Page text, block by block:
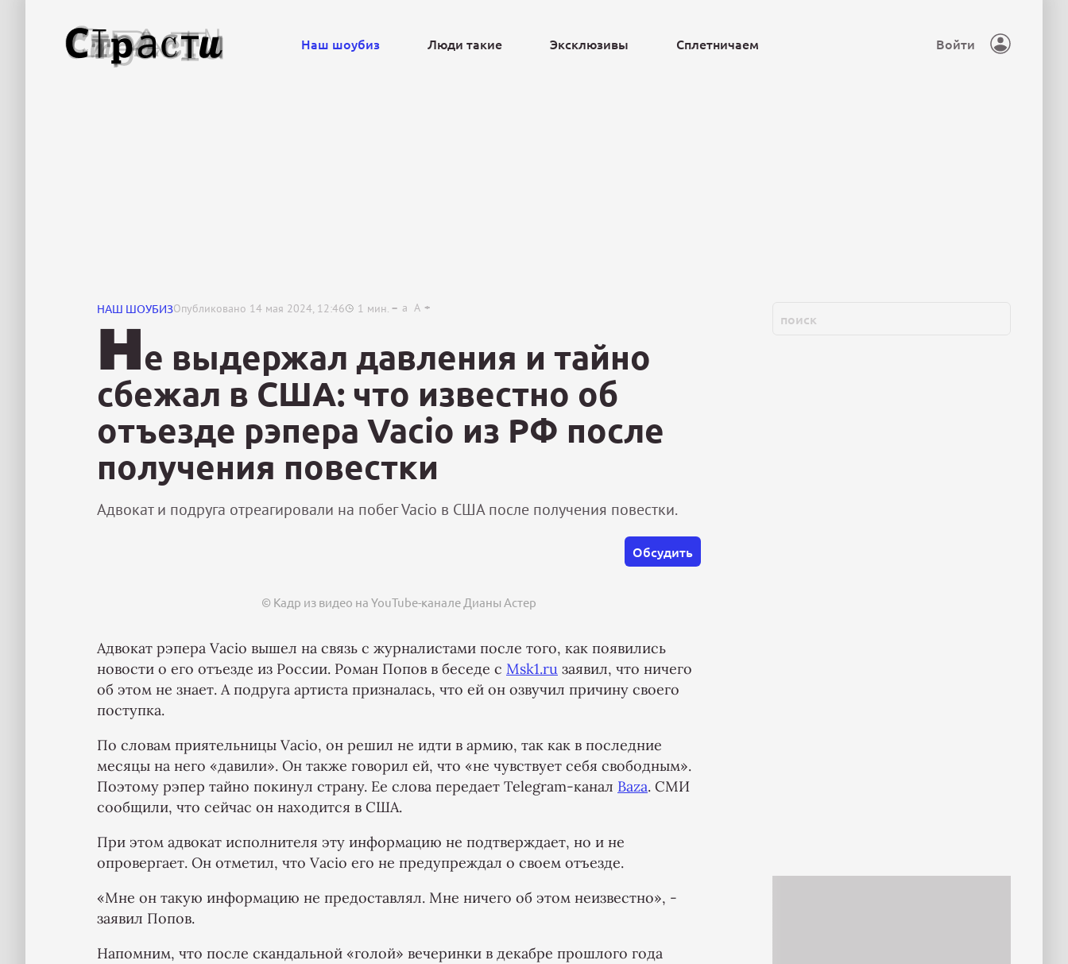
Наш шоубиз Люди такие Эксклюзивы Сплетничаем Войти
НАШ ШОУБИЗОпубликовано 14 мая 2024, 12:46 1 мин. a A
Не выдержал давления и тайно
сбежал в США: что известно об
отъезде рэпера Vacio из РФ после
получения повестки
Адвокат и подруга отреагировали на побег Vacio в США после получения повестки.
Обсудить
© Кадр из видео на YouTube-канале Дианы Астер
Адвокат рэпера Vacio вышел на связь с журналистами после того, как появились
новости о его отъезде из России. Роман Попов в беседе с Msk1.ru заявил, что ничего
об этом не знает. А подруга артиста призналась, что ей он озвучил причину своего
поступка.
По словам приятельницы Vacio, он решил не идти в армию, так как в последние
месяцы на него «давили». Он также говорил ей, что «не чувствует себя свободным».
Поэтому рэпер тайно покинул страну. Ее слова передает Telegram-канал Baza. СМИ
сообщили, что сейчас он находится в США.
При этом адвокат исполнителя эту информацию не подтверждает, но и не
опровергает. Он отметил, что Vacio его не предупреждал о своем отъезде.
«Мне он такую информацию не предоставлял. Мне ничего об этом неизвестно», -
заявил Попов.
Напомним, что после скандальной «голой» вечеринки в декабре прошлого года